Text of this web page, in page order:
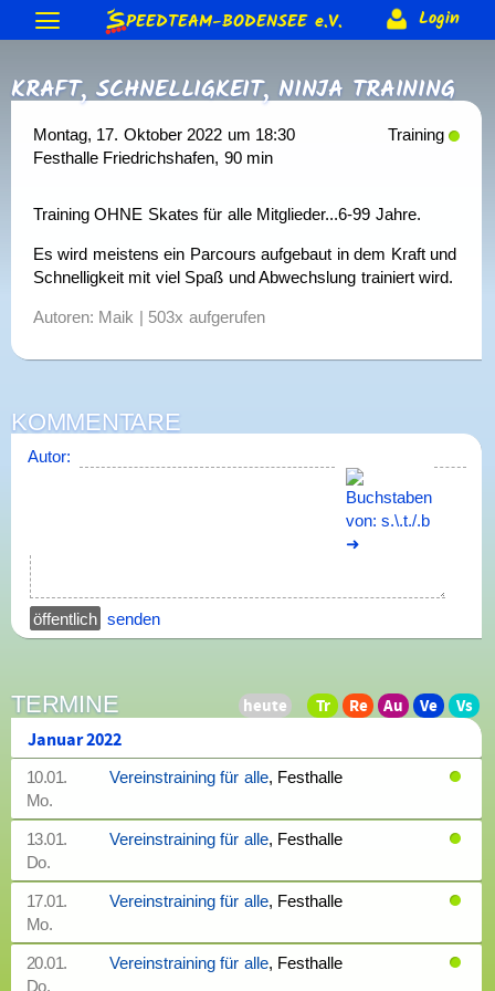
S
PEEDTEAM-BODENSEEe.V. Login
Neuigkeiten
Allgemeine Berichte Gästebuch Forum
Forum (intern)
Termine & Veranstaltungen
Bodenseeumrundung Skateday Löwen-Cup
Training
Gruppen (intern) Beteiligung (intern)
Sonderranglisten (intern)
Rennen & Wettkämpfe
Anmeldung Förderungen Vereins-Gutschein
Mitglieder Jugendschutz Satzung
Impressum
Kontakt
Weiteres
Skate-Abzeichen Alte Webseite
> Anmelden
KRAFT, SCHNELLIGKEIT, NINJA TRAINING
Training
Montag, 17. Oktober 2022 um 18:30
Festhalle Friedrichshafen, 90 min
Training OHNE Skates für alle Mitglieder...6-99 Jahre.
Es wird meistens ein Parcours aufgebaut in dem Kraft und
Schnelligkeit mit viel Spaß und Abwechslung trainiert wird.
Autoren: Maik | 503x aufgerufen
KOMMENTARE
Autor:
➜
senden
TERMINE
Januar 2022
10.01.
Mo.
Vereinstraining für alle, Festhalle
13.01.
Do.
Vereinstraining für alle, Festhalle
17.01.
Mo.
Vereinstraining für alle, Festhalle
20.01.
Do.
Vereinstraining für alle, Festhalle